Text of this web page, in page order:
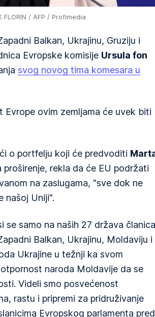
FLORIN / AFP / Profimedia
Balkan, Ukrajinu, Gruziju i
Evropske komisije Ursula fon
svog novog tima komesara u
Evrope ovim zemljama će uvek biti
o portfelju koji će predvoditi
rekla da će EU podržati
na zaslugama, "sve dok ne
našoj Uniji".
se samo na naših 27 država
Balkan, Ukrajinu, Moldaviju i
Ukrajine u težnji ka svom
naroda Moldavije da se
Videli smo posvećenost
rastu i pripremi za pridruživanje
Evropskog parlamenta pred